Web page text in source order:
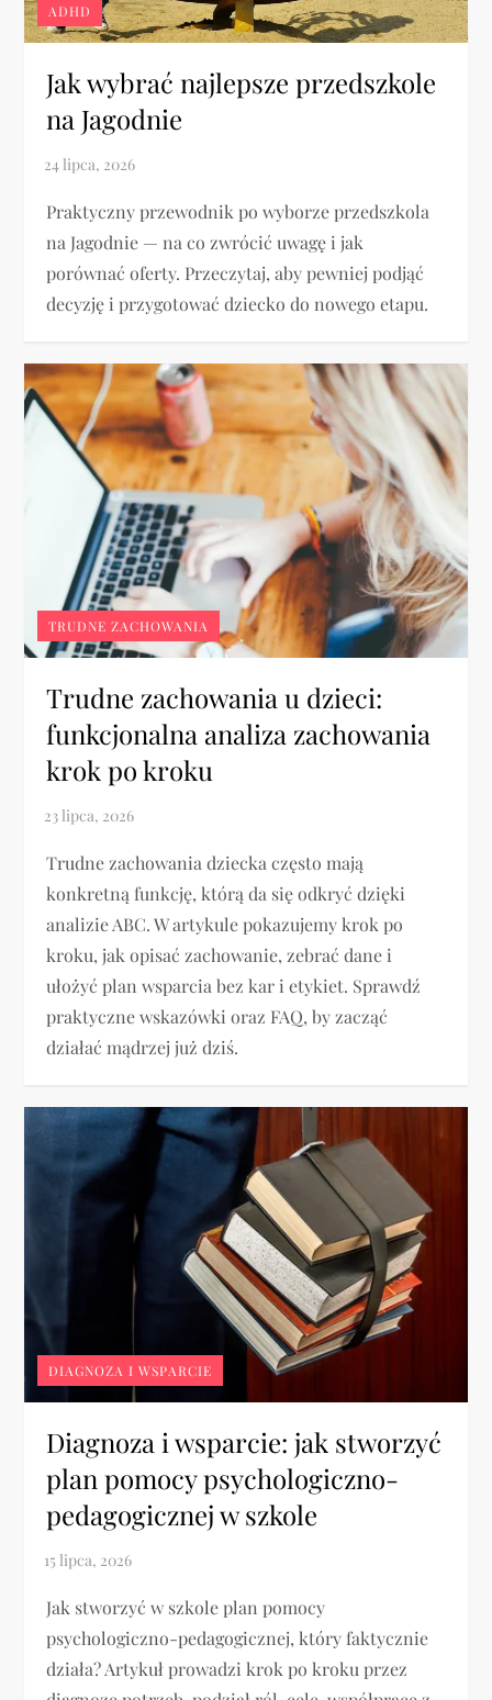
ADHD
Jak wybrać najlepsze przedszkole
na Jagodnie
Praktyczny przewodnik po wyborze przedszkola
na Jagodnie — na co zwrócić uwagę i jak
porównać oferty. Przeczytaj, aby pewniej podjąć
decyzję i przygotować dziecko do nowego etapu.
TRUDNE ZACHOWANIA
Trudne zachowania u dzieci:
funkcjonalna analiza zachowania
krok po kroku
Trudne zachowania dziecka często mają
konkretną funkcję, którą da się odkryć dzięki
analizie ABC. W artykule pokazujemy krok po
kroku, jak opisać zachowanie, zebrać dane i
ułożyć plan wsparcia bez kar i etykiet. Sprawdź
praktyczne wskazówki oraz FAQ, by zacząć
działać mądrzej już dziś.
DIAGNOZA I WSPARCIE
Diagnoza i wsparcie: jak stworzyć
plan pomocy psychologiczno-
pedagogicznej w szkole
Jak stworzyć w szkole plan pomocy
psychologiczno-pedagogicznej, który faktycznie
działa? Artykuł prowadzi krok po kroku przez